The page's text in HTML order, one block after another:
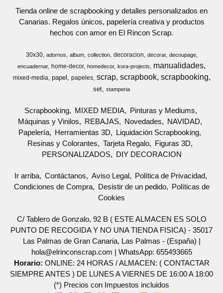
Tienda online de scrapbooking y detalles personalizados en
Canarias. Regalos únicos, papelería creativa y productos
hechos con amor en El Rincon Scrap.
30x30 adornos album collection decoracion decorar
decoupage
encuadernar
home-decor homedecor kora-projects manualidades
mixed-media papel papeles scrap scrapbook scrapbooking
set stamperia
Scrapbooking MIXED MEDIA
Pinturas y Mediums
Máquinas y Vinilos
REBAJAS Novedades
NAVIDAD
Papelería
Herramientas 3D
Liquidación Scrapbooking
Resinas y Colorantes
Tarjeta Regalo
Figuras 3D
PERSONALIZADOS
DIY DECORACION
Ir arriba Contáctanos Aviso Legal
Política de Privacidad
Condiciones de Compra
Desistir de un pedido
Políticas de
Cookies
C/ Tablero de Gonzalo, 92 B ( ESTE ALMACEN ES SOLO
PUNTO DE RECOGIDA Y NO UNA TIENDA FISICA) - 35017
Las Palmas de Gran Canaria, Las Palmas - (España) |
hola@elrinconscrap.com | WhatsApp: 655493665
Horario: ONLINE: 24 HORAS / ALMACEN: ( CONTACTAR
SIEMPRE ANTES ) DE LUNES A VIERNES DE 16:00 A 18:00
(*) Precios con Impuestos incluidos